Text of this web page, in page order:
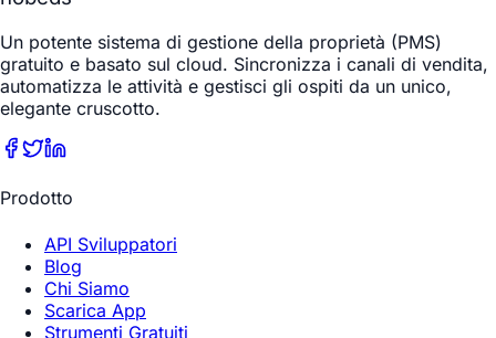
Un potente sistema di gestione della proprietà (PMS)
gratuito e basato sul cloud. Sincronizza i canali di vendita,
automatizza le attività e gestisci gli ospiti da un unico,
elegante cruscotto.
Prodotto
API Sviluppatori
Blog
Chi Siamo
Scarica App
Strumenti Gratuiti